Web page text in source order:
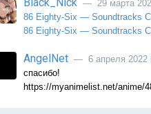
— 29 марта
86 Eighty-Six — Soundtracks
86 Eighty-Six — Soundtracks
AngelNet — 6 апреля 2022
спасибо!
https://myanimelist.net/anime/